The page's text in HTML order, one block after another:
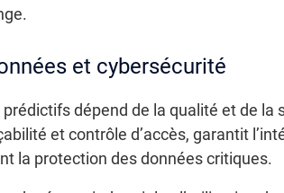
et cybersécurité
dépend de la qualité et de
et contrôle d’accès, garantit
la protection des données critiques.